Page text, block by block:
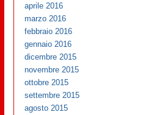
aprile 2016
marzo 2016
febbraio 2016
gennaio 2016
dicembre 2015
novembre 2015
ottobre 2015
settembre 2015
agosto 2015